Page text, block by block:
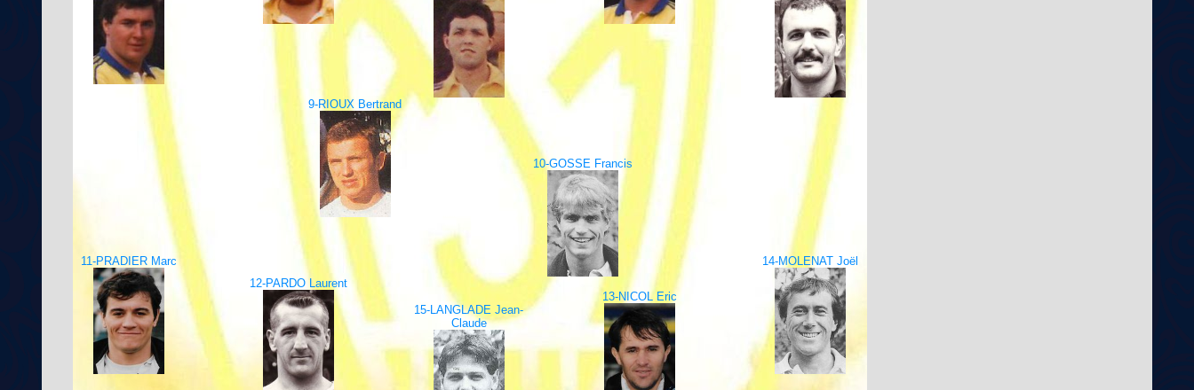
9-RIOUX Bertrand
10-GOSSE Francis
11-PRADIER Marc
14-MOLENAT Joël
12-PARDO Laurent
13-NICOL Eric
15-LANGLADE Jean-
Claude